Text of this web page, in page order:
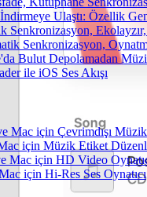
Ulaştı: Özellik
Senkronizasyon,
Senkronizasyon,
Bulut Depolamadan
ile iOS Ses Akışı
Mac için Çevrimdışı
için Müzik Etiket
Mac için HD Video
için Hi-Res Ses Oynatıcı